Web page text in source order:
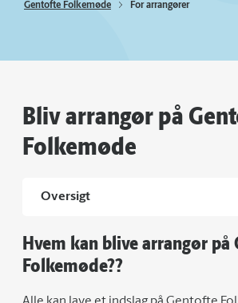
Gentofte Folkemøde For arrangører
Bliv arrangør på
Folkemøde
Oversigt
Hvem kan blive arrangør
Folkemøde??